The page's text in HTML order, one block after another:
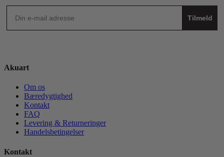
Tilmeld
Akuart
Om os
Bæredygtighed
Kontakt
FAQ
Levering & Returneringer
Handelsbetingelser
Kontakt